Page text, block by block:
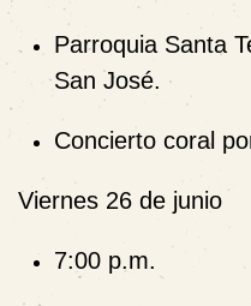
Parroquia Santa
San José.
Concierto coral
Viernes 26 de junio
7:00 p.m.